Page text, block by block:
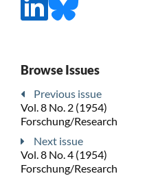
Browse Issues
Previous issue
Vol. 8 No. 2 (1954)
Forschung/Research
Next issue
Vol. 8 No. 4 (1954)
Forschung/Research